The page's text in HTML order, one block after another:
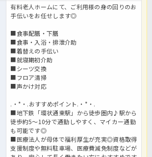
有料老人ホームにて、ご利用様の身の回りのお
手伝いをお任せします◎
■食事配膳・下膳
■食事・入浴・排泄介助
■着替えの手伝い
■就寝期初介助
■シーツ交換
■フロア清掃
■声かけ対応
.・*・.おすすめポイント.・*・.
■地下鉄「環状通東駅」から徒歩圏内♪駅から
徒歩約5～10分で通勤しやすく、マイカー通勤
も可能です◎
■医療法人が母体で福利厚生が充実◎資格取得
支援制度や無料駐車場、医療費減免制度などが